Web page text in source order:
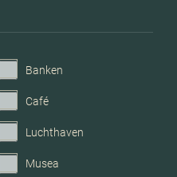
dakraam, glasvezel kabel,
natuurlijke ventilatie
Banken
Café
Luchthaven
Musea